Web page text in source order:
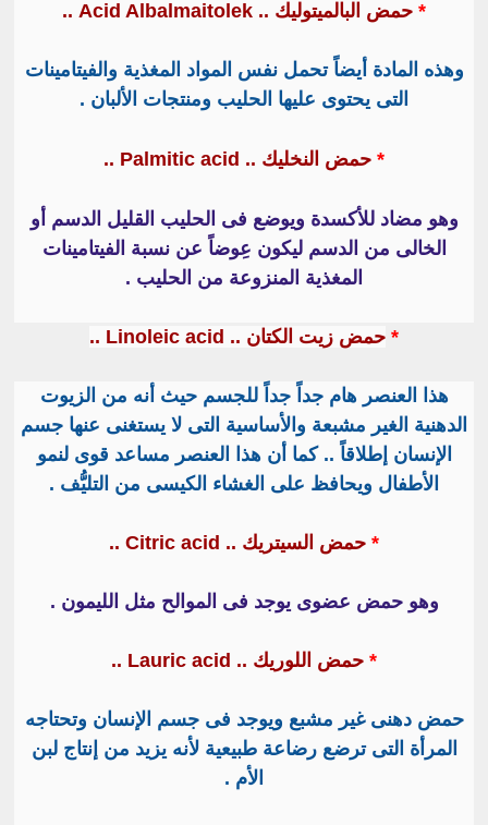
* حمض البالميتوليك .. Acid Albalmaitolek ..
وهذه المادة أيضاً تحمل نفس المواد المغذية والفيتامينات
التى يحتوى عليها الحليب ومنتجات الألبان .
* حمض النخليك .. Palmitic acid ..
وهو مضاد للأكسدة ويوضع فى الحليب القليل الدسم أو
الخالى من الدسم ليكون عِوضاً عن نسبة الفيتامينات
المغذية المنزوعة من الحليب .
* حمض زيت الكتان .. Linoleic acid ..
هذا العنصر هام جداً جداً للجسم حيث أنه من الزيوت
الدهنية الغير مشبعة والأساسية التى لا يستغنى عنها جسم
الإنسان إطلاقاً .. كما أن هذا العنصر مساعد قوى لنمو
الأطفال ويحافظ على الغشاء الكيسى من التليُّف .
* حمض السيتريك .. Citric acid ..
وهو حمض عضوى يوجد فى الموالح مثل الليمون .
* حمض اللوريك .. Lauric acid ..
حمض دهنى غير مشبع ويوجد فى جسم الإنسان وتحتاجه
المرأة التى ترضع رضاعة طبيعية لأنه يزيد من إنتاج لبن
الأم .